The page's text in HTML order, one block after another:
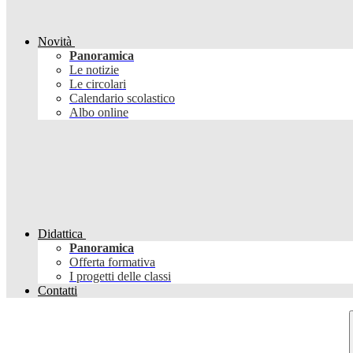
Novità
Panoramica
Le notizie
Le circolari
Calendario scolastico
Albo online
Didattica
Panoramica
Offerta formativa
I progetti delle classi
Contatti